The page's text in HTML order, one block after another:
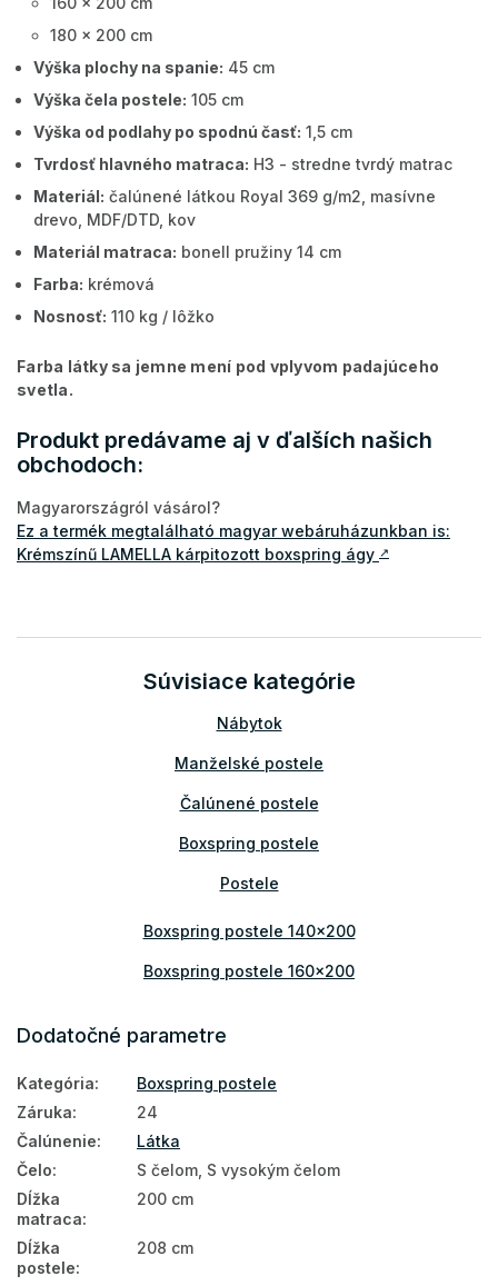
180 x 200 cm
Výška plochy na spanie: 45 cm
Výška čela postele: 105 cm
Výška od podlahy po spodnú časť: 1,5 cm
Tvrdosť hlavného matraca: H3 - stredne tvrdý matrac
Materiál: čalúnené látkou Royal 369 g/m2, masívne
drevo, MDF/DTD, kov
Materiál matraca: bonell pružiny 14 cm
Farba: krémová
Nosnosť: 110 kg / lôžko
Farba látky sa jemne mení pod vplyvom padajúceho
svetla.
Produkt predávame aj v ďalších našich
obchodoch:
Magyarországról vásárol?
Ez a termék megtalálható magyar webáruházunkban is:
Krémszínű LAMELLA kárpitozott boxspring ágy ↗
Súvisiace kategórie
Nábytok
Manželské postele
Čalúnené postele
Boxspring postele
Postele
Boxspring postele 140x200
Boxspring postele 160x200
Čalúnené postele 160x200
Čalúnené postele 180x200
Dodatočné parametre
Kategória:
Boxspring postele
Záruka:
24
Čalúnenie:
Látka
Čelo:
S čelom, S vysokým čelom
Dĺžka
matraca:
200 cm
Dĺžka
postele:
208 cm